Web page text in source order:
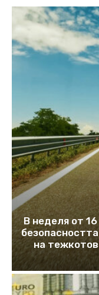
В неделя от
на